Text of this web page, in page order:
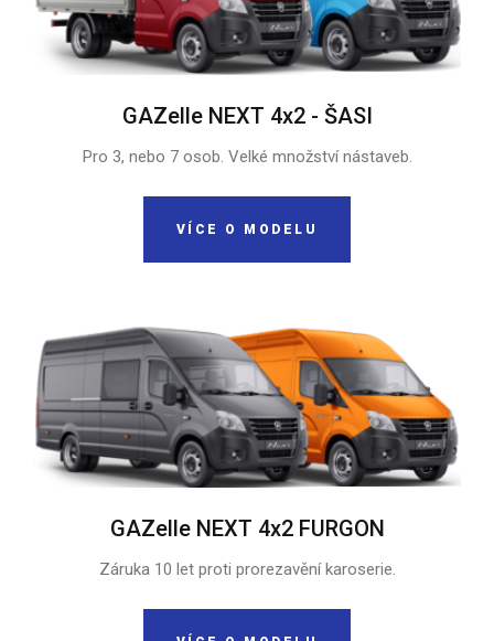
GAZelle NEXT 4x2 - ŠASI
Pro 3, nebo 7 osob. Velké množství nástaveb.
VÍCE O MODELU
GAZelle NEXT 4x2 FURGON
Záruka 10 let proti prorezavění karoserie.